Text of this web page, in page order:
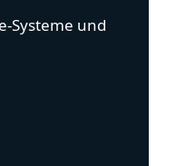
Systeme und